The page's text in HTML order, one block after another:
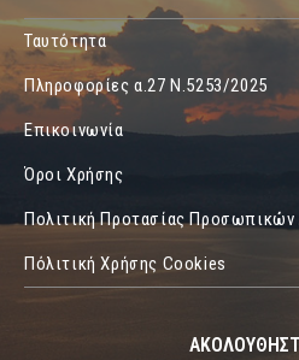
Ταυτότητα
Πληροφορίες α.27 Ν.5253/2025
Επικοινωνία
Όροι Χρήσης
Πολιτική Προτασίας
Πόλιτική Χρήσης Cookies